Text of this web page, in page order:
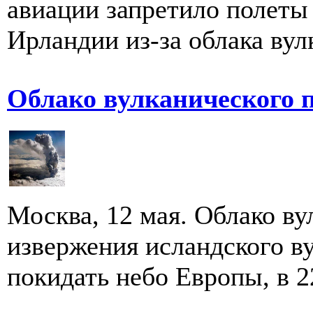
авиации запретило
Ирландии из-за облака
Облако вулканического
Москва, 12 мая. Облако
извержения исландского
покидать небо Европы, в